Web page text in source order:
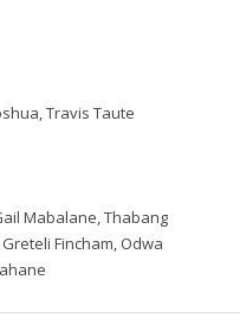
Travis Taute
Mabalane, Thabang
Fincham, Odwa